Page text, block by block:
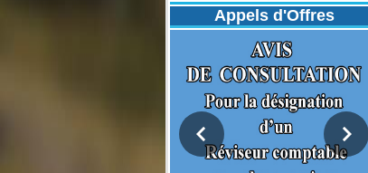
Appels d'Offres